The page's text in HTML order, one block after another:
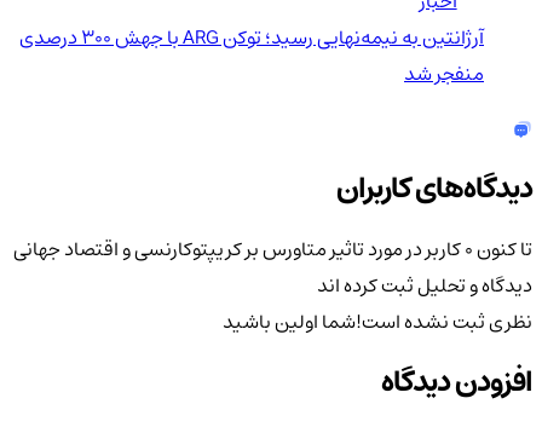
آرژانتین به نیمه‌نهایی رسید؛ توکن ARG با جهش ۳۰۰ درصدی
منفجر شد
دیدگاه‌های کاربران
تا کنون 0 کاربر در مورد
تاثیر متاورس بر کریپتوکارنسی و اقتصاد جهانی
دیدگاه و تحلیل ثبت کرده اند
نظری ثبت نشده است!شما اولین باشید
افزودن دیدگاه